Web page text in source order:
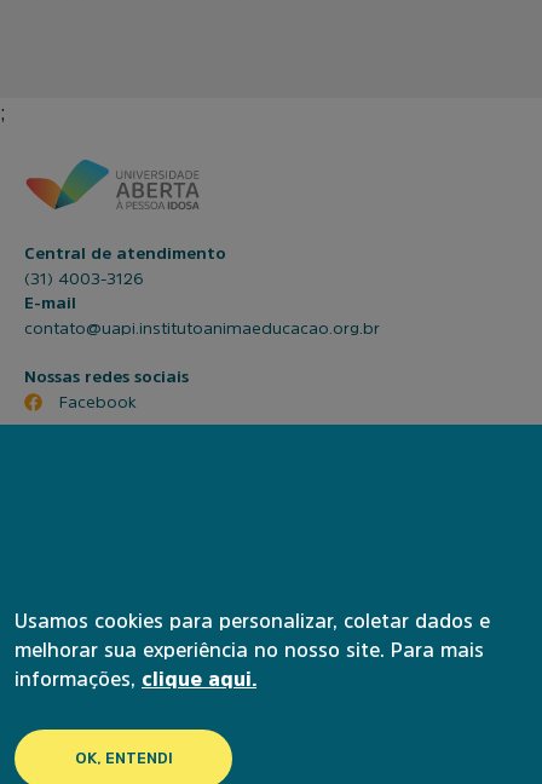
;
Central de atendimento
(31) 4003-3126
E-mail
contato@uapi.institutoanimaeducacao.org.br
Nossas redes sociais
Facebook
Política de privacidade
Termos de serviço
Acesse nossas redes sociais
Usamos cookies para personalizar, coletar dados e
melhorar sua experiência no nosso site. Para mais
informações, clique aqui.
OK, ENTENDI